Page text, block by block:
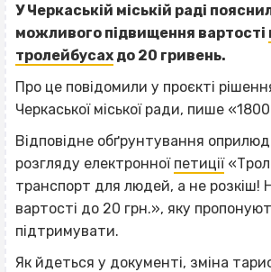
У Черкаській міській раді
можливого підвищення вартості
тролейбусах до 20 гривень.
Про це повідомили у проєкті
Черкаської міської ради, пише
Відповідне обґрунтування
розгляду електронної петиції
транспорт для людей, а не розкіш!
вартості до 20 грн.», яку
підтримувати.
Як йдеться у документі, зміна